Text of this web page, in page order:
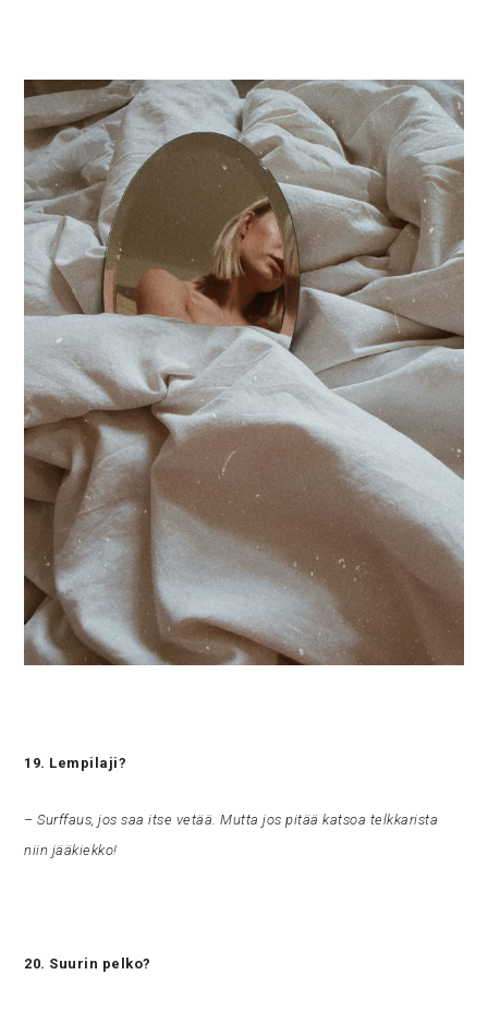
19. Lempilaji?
– Surffaus, jos saa itse vetää. Mutta jos pitää katsoa telkkarista
niin jääkiekko!
20. Suurin pelko?